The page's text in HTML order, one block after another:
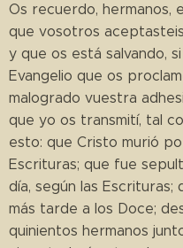
Os recuerdo, hermanos,
que vosotros
y que os está salvando,
Evangelio que os
malogrado vuestra
que yo os transmití, tal
esto: que Cristo murió
Escrituras; que fue
día, según las
más tarde a los Doce;
quinientos hermanos